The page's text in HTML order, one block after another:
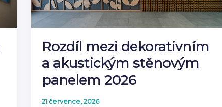
Rozdíl mezi dekorativním
a akustickým stěnovým
panelem 2026
21 července, 2026